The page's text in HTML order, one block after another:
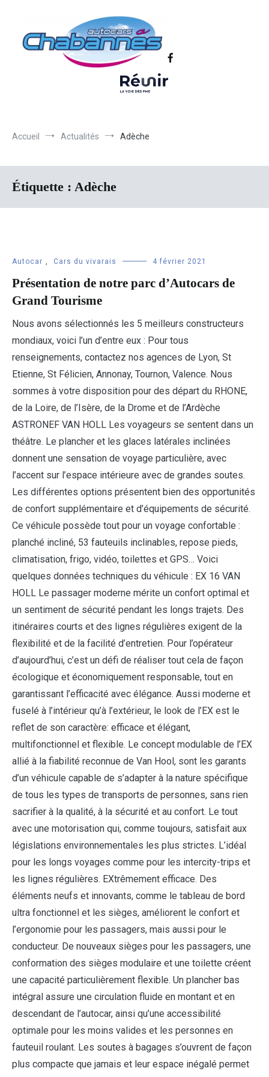
Autocars Chabannes | Transport en
Transport scolaire, Transports de personnel en Drôme Ardèche,
Transport touristique France et Europe
Accueil Actualités Adèche
Étiquette : Adèche
Autocar Cars du vivarais 4 février 2021
Présentation de notre parc d’Autocars de
Grand Tourisme
Nous avons sélectionnés les 5 meilleurs constructeurs
mondiaux, voici l’un d’entre eux : Pour tous
renseignements, contactez nos agences de Lyon, St
Etienne, St Félicien, Annonay, Tournon, Valence. Nous
sommes à votre disposition pour des départ du RHONE,
de la Loire, de l’Isère, de la Drome et de l’Ardèche
ASTRONEF VAN HOLL Les voyageurs se sentent dans un
théâtre. Le plancher et les glaces latérales inclinées
donnent une sensation de voyage particulière, avec
l’accent sur l’espace intérieure avec de grandes soutes.
Les différentes options présentent bien des opportunités
de confort supplémentaire et d’équipements de sécurité.
Ce véhicule possède tout pour un voyage confortable :
planché incliné, 53 fauteuils inclinables, repose pieds,
climatisation, frigo, vidéo, toilettes et GPS… Voici
quelques données techniques du véhicule : EX 16 VAN
HOLL Le passager moderne mérite un confort optimal et
un sentiment de sécurité pendant les longs trajets. Des
itinéraires courts et des lignes régulières exigent de la
flexibilité et de la facilité d’entretien. Pour l’opérateur
d’aujourd’hui, c’est un défi de réaliser tout cela de façon
écologique et économiquement responsable, tout en
garantissant l’efficacité avec élégance. Aussi moderne et
fuselé à l’intérieur qu’à l’extérieur, le look de l’EX est le
reflet de son caractère: efficace et élégant,
multifonctionnel et flexible. Le concept modulable de l’EX
allié à la fiabilité reconnue de Van Hool, sont les garants
d’un véhicule capable de s’adapter à la nature spécifique
de tous les types de transports de personnes, sans rien
sacrifier à la qualité, à la sécurité et au confort. Le tout
avec une motorisation qui, comme toujours, satisfait aux
législations environnementales les plus strictes. L’idéal
pour les longs voyages comme pour les intercity-trips et
les lignes régulières. EXtrêmement efficace. Des
éléments neufs et innovants, comme le tableau de bord
ultra fonctionnel et les sièges, améliorent le confort et
l’ergonomie pour les passagers, mais aussi pour le
conducteur. De nouveaux sièges pour les passagers, une
conformation des sièges modulaire et une toilette créent
une capacité particulièrement flexible. Un plancher bas
intégral assure une circulation fluide en montant et en
descendant de l’autocar, ainsi qu’une accessibilité
optimale pour les moins valides et les personnes en
fauteuil roulant. Les soutes à bagages s’ouvrent de façon
plus compacte que jamais et leur espace inégalé permet